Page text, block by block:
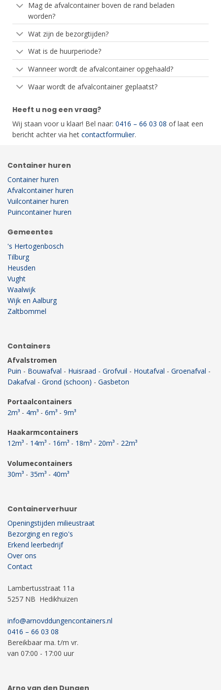
Mag de afvalcontainer boven de rand beladen
worden?
Wat zijn de bezorgtijden?
Wat is de huurperiode?
Wanneer wordt de afvalcontainer opgehaald?
Waar wordt de afvalcontainer geplaatst?
Heeft u nog een vraag?
Wij staan voor u klaar! Bel naar: 0416 – 66 03 08 of laat een
bericht achter via het contactformulier.
Container huren
Container huren
Afvalcontainer huren
Vuilcontainer huren
Puincontainer huren
Gemeentes
's Hertogenbosch
Tilburg
Heusden
Vught
Waalwijk
Wijk en Aalburg
Zaltbommel
Containers
Afvalstromen
Puin - Bouwafval - Huisraad - Grofvuil - Houtafval - Groenafval -
Dakafval - Grond (schoon) - Gasbeton
Portaalcontainers
2m³ - 4m³ - 6m³ - 9m³
Haakarmcontainers
12m³ - 14m³ - 16m³ - 18m³ - 20m³ - 22m³
Volumecontainers
30m³ - 35m³ - 40m³
Containerverhuur
Openingstijden milieustraat
Bezorging en regio's
Erkend leerbedrijf
Over ons
Contact
Lambertusstraat 11a
5257 NB Hedikhuizen
info@arnovddungencontainers.nl
0416 – 66 03 08
Bereikbaar ma. t/m vr.
van 07:00 - 17:00 uur